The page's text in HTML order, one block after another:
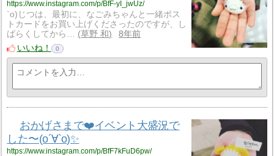
https://www.instagram.com/p/BfF-yI_jwUz/
`о)じつは、最初に、なごみちゃんと一緒ポス
トカードをお買い上げくださったのですが、し
ばらくしてから…
草野 和
8年前
いいね！
0
おかげさまで❤️イベント大盛況で
した〜(о´∀`о)✨
https://www.instagram.com/p/BfF7kFuD6pw/